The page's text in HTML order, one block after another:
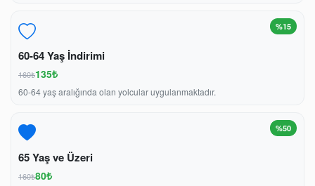
%15
60-64 Yaş İndirimi
160₺135₺
60-64 yaş aralığında olan yolcular uygulanmaktadır.
%50
65 Yaş ve Üzeri
160₺80₺